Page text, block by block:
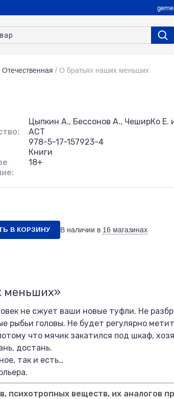
Отечественная / О братьях наших меньших
Цыпкин А., Бессонов А., ЧеширКо Е.
АСТ
978-5-17-157923-4
Книги
18+
В КОРЗИНУ В наличии в 16 магазинах
меньших»
не сжует ваши новые туфли. Не
рыбьи головы. Не будет регулярно
что мячик закатился под шкаф,
достань.
так и есть…
психотропных веществ, их аналогов